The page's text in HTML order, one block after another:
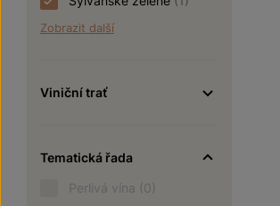
Zobrazit další
Viniční trať
Tematická řada
Perlivá vína (0)